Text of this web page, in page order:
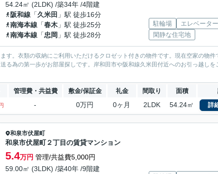
54.24㎡ (2LDK) /築34年 /4階建
阪和線 「久米田 」駅 徒歩16分
南海本線 「春木 」駅 徒歩25分
南海本線 「忠岡 」駅 徒歩28分
駐輪場 エレベーター
閑静な住宅地
す。衣類の収納にご利用いただけるクロゼット付きの物件です。現在空家の物
る為の第一歩がお部屋探しです。岸和田市や阪和線久米田付近へのお引っ越し
管理費・共益費 敷金/保証金 礼金 間取り 面積
- 0万円 0ヶ月 2LDK 54.24㎡ 詳
和泉市伏屋町
和泉市伏屋町２丁目の賃貸マンション
5.4万円 管理/共益費5,000円
59.00㎡ (3LDK) /築40年 /9階建